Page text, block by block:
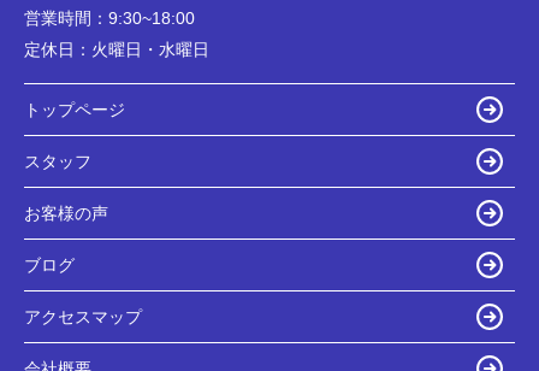
営業時間： 9:30~18:00
定休日： 火曜日・水曜日
トップページ
スタッフ
お客様の声
ブログ
アクセスマップ